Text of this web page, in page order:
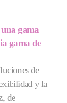
gama
gama de
de
y la
de